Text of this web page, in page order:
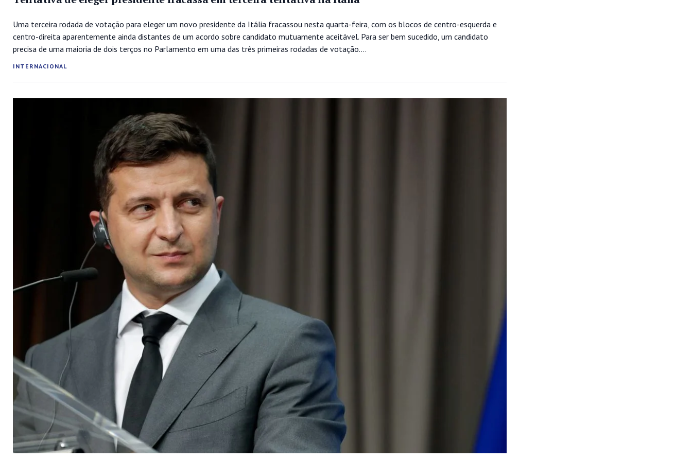
Uma terceira rodada de votação para eleger um novo presidente da Itália fracassou nesta quarta-feira, com os blocos de centro-esquerda e
centro-direita aparentemente ainda distantes de um acordo sobre candidato mutuamente aceitável. Para ser bem sucedido, um candidato
precisa de uma maioria de dois terços no Parlamento em uma das três primeiras rodadas de votação....
INTERNACIONAL